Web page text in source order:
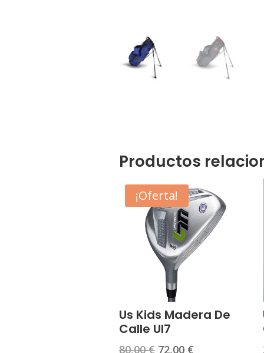
Productos
¡Oferta!
Us Kids Madera De
Calle Ul7
80,00€ El
72,00 €El